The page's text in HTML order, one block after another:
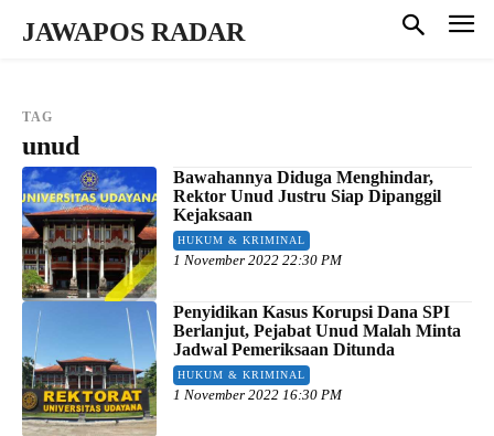
JAWAPOS RADAR
TAG
unud
Bawahannya Diduga Menghindar,
Rektor Unud Justru Siap Dipanggil
Kejaksaan
HUKUM & KRIMINAL
1 November 2022 22:30 PM
Penyidikan Kasus Korupsi Dana SPI
Berlanjut, Pejabat Unud Malah Minta
Jadwal Pemeriksaan Ditunda
HUKUM & KRIMINAL
1 November 2022 16:30 PM